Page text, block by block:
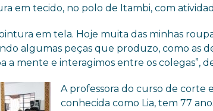
em tecido, no polo de Itambi, com
em tela. Hoje muita das minhas
algumas peças que produzo, como as
a mente e interagimos entre os colegas”,
A professora do curso de corte
conhecida como Lia, tem 77